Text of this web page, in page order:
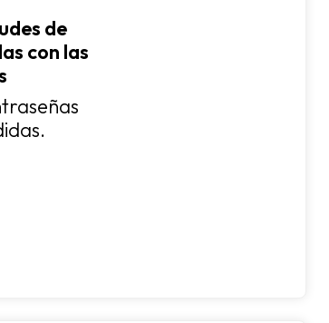
de
con las